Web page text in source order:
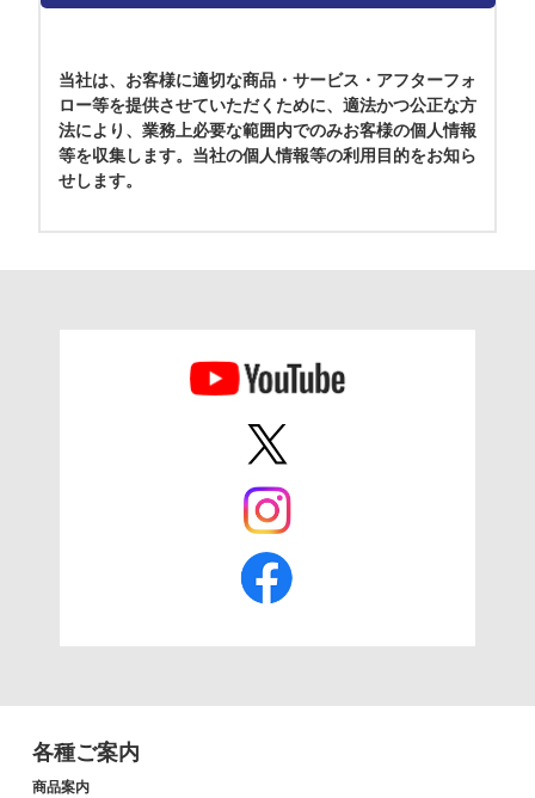
当社は、お客様に適切な商品・サービス・アフターフォ
ロー等を提供させていただくために、適法かつ公正な方
法により、業務上必要な範囲内でのみお客様の個人情報
等を収集します。当社の個人情報等の利用目的をお知ら
せします。
各種ご案内
商品案内